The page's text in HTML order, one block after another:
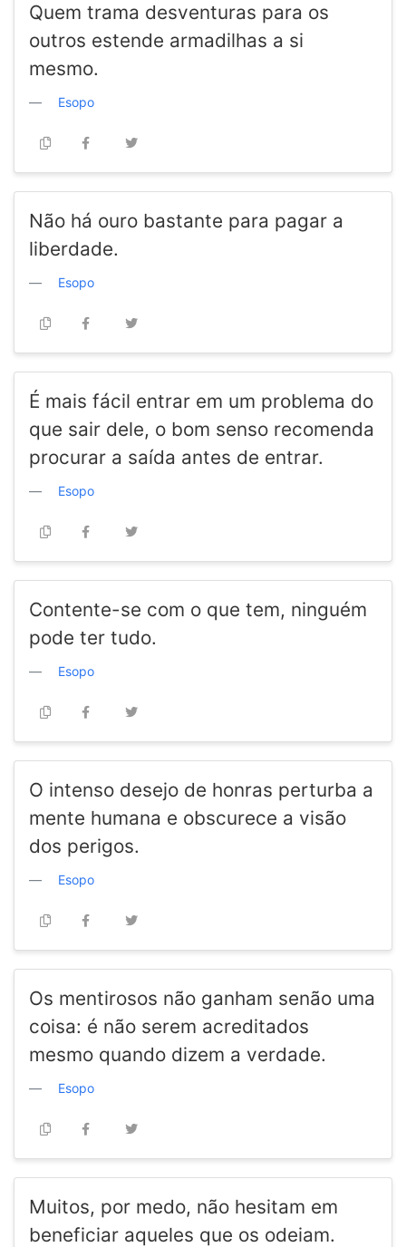
Quem trama desventuras para os
outros estende armadilhas a si
mesmo.
Esopo
Não há ouro bastante para pagar a
liberdade.
Esopo
É mais fácil entrar em um problema do
que sair dele, o bom senso recomenda
procurar a saída antes de entrar.
Esopo
Contente-se com o que tem, ninguém
pode ter tudo.
Esopo
O intenso desejo de honras perturba a
mente humana e obscurece a visão
dos perigos.
Esopo
Os mentirosos não ganham senão uma
coisa: é não serem acreditados
mesmo quando dizem a verdade.
Esopo
Muitos, por medo, não hesitam em
beneficiar aqueles que os odeiam.